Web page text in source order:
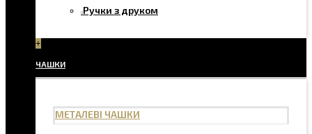
Ручки з друком
+
ЧАШКИ
МЕТАЛЕВІ ЧАШКИ